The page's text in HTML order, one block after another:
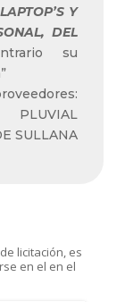
Y
DEL
su
PLUVIAL
SULLANA
licitación, es
en el en el